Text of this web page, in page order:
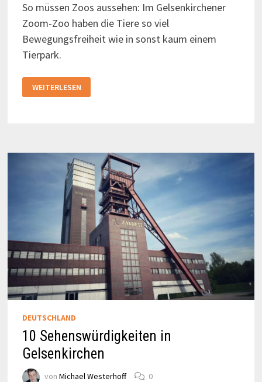
So müssen Zoos aussehen: Im Gelsenkirchener
Zoom-Zoo haben die Tiere so viel
Bewegungsfreiheit wie in sonst kaum einem
Tierpark.
ETWAS
ANDERE
WEITERLESEN
DEUTSCHLAND
10 Sehenswürdigkeiten in
Gelsenkirchen
von Michael Westerhoff 0